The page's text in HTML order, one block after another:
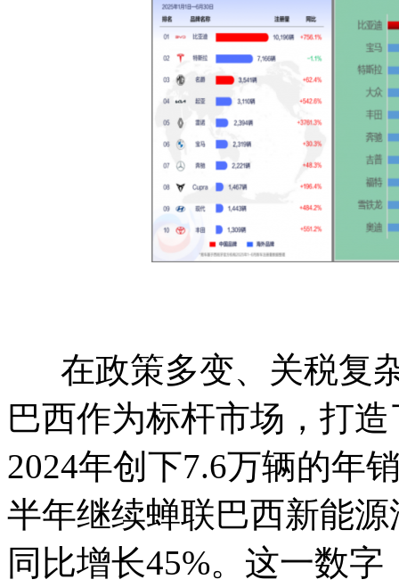
在政策多变、关税复
巴西作为标杆市场，打
2024年创下7.6万辆的年
半年继续蝉联巴西新能
同比增长45%。这一数